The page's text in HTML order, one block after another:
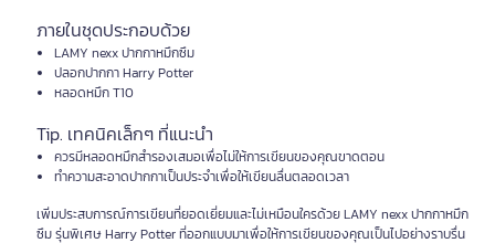
ภายในชุดประกอบด้วย
LAMY nexx ปากกาหมึกซึม
ปลอกปากกา Harry Potter
หลอดหมึก T10
Tip. เทคนิคเล็กๆ ที่แนะนำ
ควรมีหลอดหมึกสำรองเสมอเพื่อไม่ให้การเขียนของคุณขาดตอน
ทำความสะอาดปากกาเป็นประจำเพื่อให้เขียนลื่นตลอดเวลา
เพิ่มประสบการณ์การเขียนที่ยอดเยี่ยมและไม่เหมือนใครด้วย LAMY nexx ปากกาหมึก
ซึม รุ่นพิเศษ Harry Potter ที่ออกแบบมาเพื่อให้การเขียนของคุณเป็นไปอย่างราบรื่น